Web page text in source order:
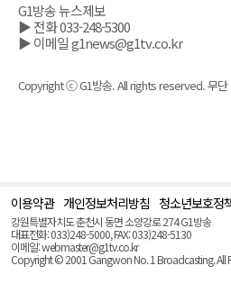
G1방송 뉴스제보
▶ 전화 033-248-5300
▶ 이메일 g1news@g1tv.co.kr
Copyright ⓒ G1방송. All rights reserved. 무단
이용약관 개인정보처리방침 청소년보호정
강원특별자치도 춘천시 동면 소양강로 274 G1방송
대표전화: 033)248-5000, FAX: 033)248-5130
이메일: webmaster@g1tv.co.kr
Copyright © 2001 Gangwon No. 1 Broadcasting. All